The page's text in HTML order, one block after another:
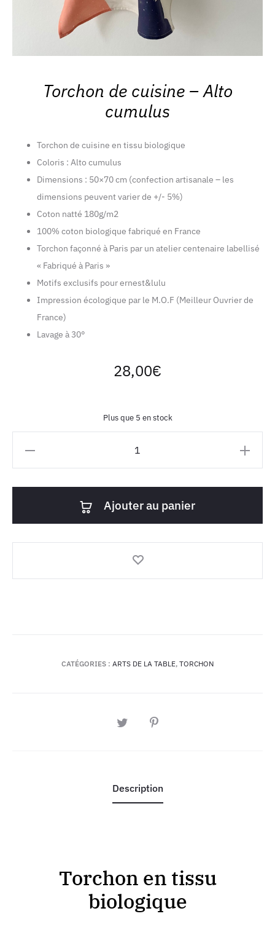
Torchon de cuisine – Alto
cumulus
Torchon de cuisine en tissu biologique
Coloris : Alto cumulus
Dimensions : 50×70 cm (confection artisanale – les
dimensions peuvent varier de +/- 5%)
Coton natté 180g/m2
100% coton biologique fabriqué en France
Torchon façonné à Paris par un atelier centenaire labellisé
« Fabriqué à Paris »
Motifs exclusifs pour ernest&lulu
Impression écologique par le M.O.F (Meilleur Ouvrier de
France)
Lavage à 30°
28,00€
Plus que 5 en stock
Ajouter au panier
CATÉGORIES : ARTS DE LA TABLE, TORCHON
PARTAGER
Description
Torchon en tissu
biologique